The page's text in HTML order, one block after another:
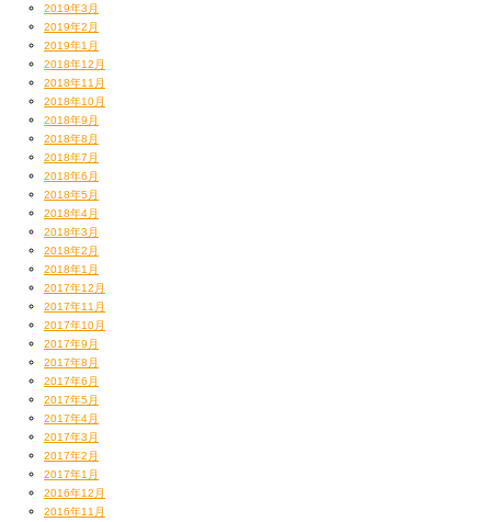
2019年3月
2019年2月
2019年1月
2018年12月
2018年11月
2018年10月
2018年9月
2018年8月
2018年7月
2018年6月
2018年5月
2018年4月
2018年3月
2018年2月
2018年1月
2017年12月
2017年11月
2017年10月
2017年9月
2017年8月
2017年6月
2017年5月
2017年4月
2017年3月
2017年2月
2017年1月
2016年12月
2016年11月